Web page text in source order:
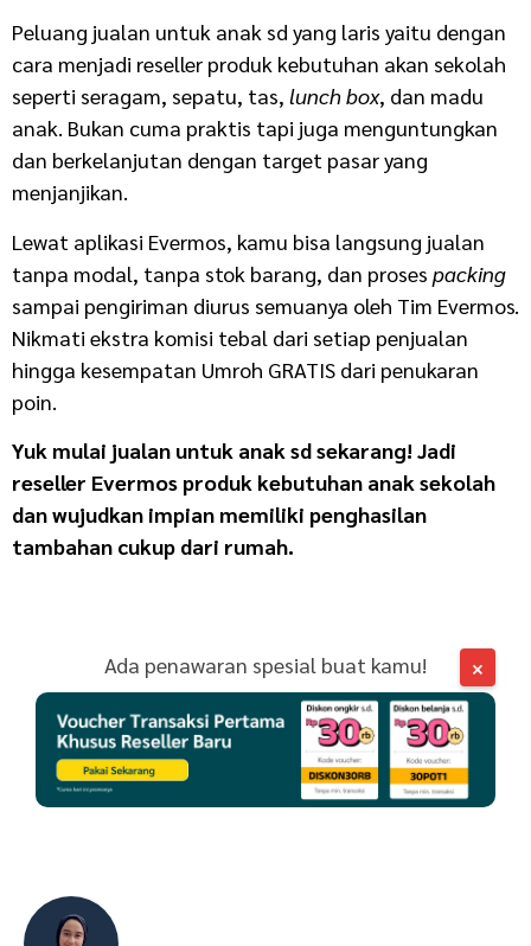
Peluang jualan untuk anak sd yang laris yaitu dengan
cara menjadi reseller produk kebutuhan akan sekolah
seperti seragam, sepatu, tas, lunch box, dan madu
anak. Bukan cuma praktis tapi juga menguntungkan
dan berkelanjutan dengan target pasar yang
menjanjikan.
Lewat aplikasi Evermos, kamu bisa langsung jualan
tanpa modal, tanpa stok barang, dan proses packing
sampai pengiriman diurus semuanya oleh Tim Evermos.
Nikmati ekstra komisi tebal dari setiap penjualan
hingga kesempatan Umroh GRATIS dari penukaran
poin.
Yuk mulai jualan untuk anak sdsekarang! Jadi
reseller Evermos produk kebutuhan anak sekolah
dan wujudkan impian memiliki penghasilan
tambahan cukup dari rumah.
×
Ada penawaran spesial buat kamu!